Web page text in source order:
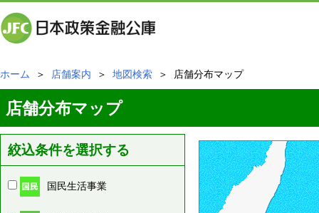
ホーム ＞ 店舗案内 ＞ 地図検索 ＞ 店舗分布マップ
店舗分布マップ
絞込条件を選択する
国民生活事業